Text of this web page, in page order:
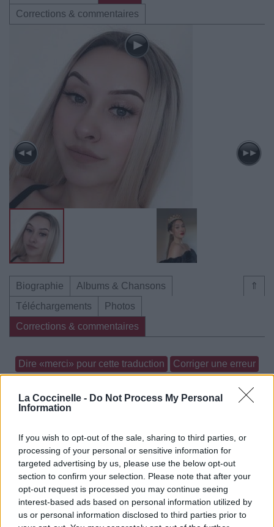
La Coccinelle - Do Not Process My Personal
Information
If you wish to opt-out of the sale, sharing to third parties, or
processing of your personal or sensitive information for
targeted advertising by us, please use the below opt-out
section to confirm your selection. Please note that after your
opt-out request is processed you may continue seeing
interest-based ads based on personal information utilized by
us or personal information disclosed to third parties prior to
Corrections & commentaires
⇑
Biographie
Albums & Chansons
Téléchargements
Photos
Corrections & commentaires
Dire «merci» pour cette traduction Corriger une erreur